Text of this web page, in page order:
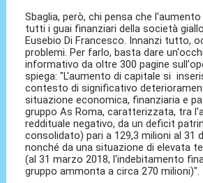
Sbaglia, però, chi pensa che
tutti i guai finanziari della società
Eusebio Di Francesco. Innanzi tutto,
problemi. Per farlo, basta dare
informativo da oltre 300 pagine
spiega: "L'aumento di capitale si
contesto di significativo
situazione economica, finanziaria e
gruppo As Roma, caratterizzata, tra
reddituale negativo, da un deficit
consolidato) pari a 129,3 milioni al 31
nonché da una situazione di elevata
(al 31 marzo 2018, l'indebitamento
gruppo ammonta a circa 270 milioni)".